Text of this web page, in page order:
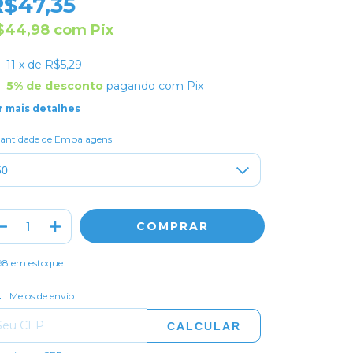
com Pix
11 x de R$5,29
5% de descontopagando com Pix
mais detalhes
de Embalagens
em estoque
para o CEP:
Meios de envio
CALCULAR